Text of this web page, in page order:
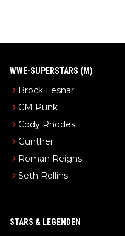
WWE-SUPERSTARS (M)
Brock Lesnar
CM Punk
Cody Rhodes
Gunther
Roman Reigns
Seth Rollins
STARS & LEGENDEN